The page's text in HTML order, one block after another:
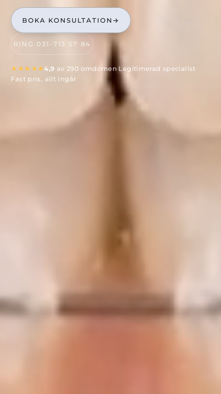
BOKA KONSULTATION→
RING 031-713 57 84
★★★★★4,9 av 290 omdömen·Legitimerad specialist·
Fast pris, allt ingår